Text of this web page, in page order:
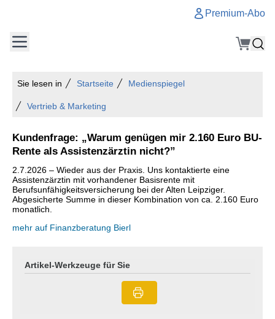
Premium-Abo
Sie lesen in Startseite Medienspiegel
Vertrieb & Marketing
Kundenfrage: „Warum genügen mir 2.160 Euro BU-
Rente als Assistenzärztin nicht?”
2.7.2026 – Wieder aus der Praxis. Uns kontaktierte eine
Assistenzärztin mit vorhandener Basisrente mit
Berufsunfähigkeitsversicherung bei der Alten Leipziger.
Abgesicherte Summe in dieser Kombination von ca. 2.160 Euro
monatlich.
mehr auf Finanzberatung Bierl
Artikel-Werkzeuge für Sie